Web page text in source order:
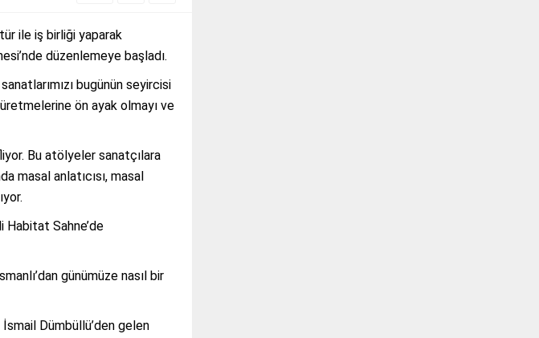
ile iş birliği yaparak
düzenlemeye başladı.
bugünün seyircisi
ön ayak olmayı ve
Bu atölyeler sanatçılara
masal anlatıcısı, masal
Habitat Sahne’de
günümüze nasıl bir
Dümbüllü’den gelen